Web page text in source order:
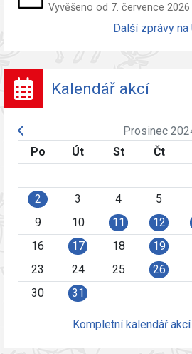
Vyvěšeno od 7. července
Další zprávy na
Kalendář akcí
Prosinec
Po
Út St Čt
2
3 4 5
9
10 11 12
16
17 18 19
23
24 25 26
30
31
Kompletní kalendář